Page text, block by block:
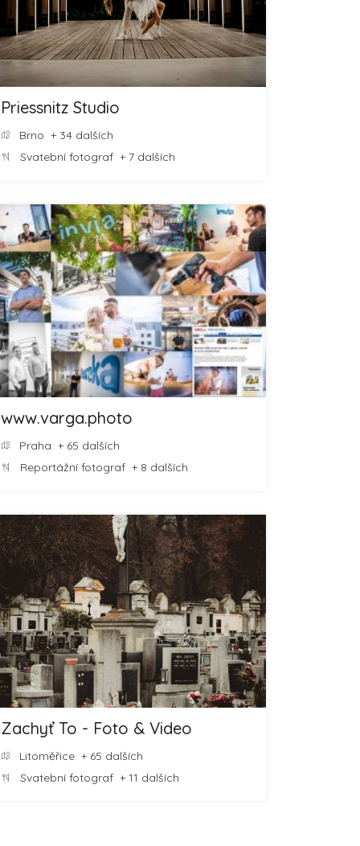
Priessnitz Studio
Brno + 34 dalších
Svatební fotograf + 7 dalších
www.varga.photo
Praha + 65 dalších
Reportážní fotograf + 8 dalších
Zachyť To - Foto & Video
Litoměřice + 65 dalších
Svatební fotograf + 11 dalších